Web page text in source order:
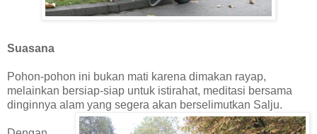
Suasana
Pohon-pohon ini bukan mati karena dimakan rayap,
melainkan bersiap-siap untuk istirahat, meditasi bersama
dinginnya alam yang segera akan berselimutkan Salju.